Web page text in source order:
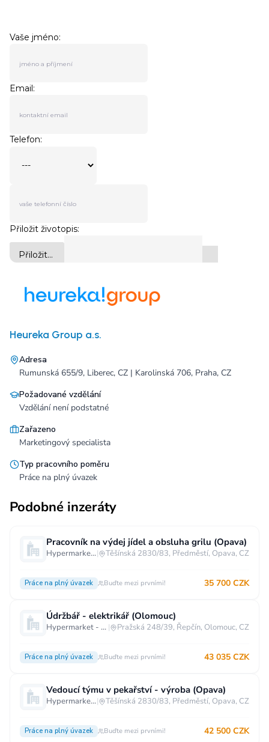
Heureka Group a.s.
Adresa
Rumunská 655/9, Liberec, CZ | Karolinská 706, Praha, CZ
Požadované vzdělání
Vzdělání není podstatné
Zařazeno
Marketingový specialista
Typ pracovního poměru
Práce na plný úvazek
Podobné inzeráty
Pracovník na výdej jídel a obsluha grilu (Opava)
Hypermarket - Opava| Těšínská 2830/83, Předměstí, Opava, CZ
Práce na plný úvazek Buďte mezi prvními! 35 700 CZK
Údržbář - elektrikář (Olomouc)
Hypermarket - Olomouc | Pražská 248/39, Řepčín, Olomouc, CZ
Práce na plný úvazek Buďte mezi prvními! 43 035 CZK
Vedoucí týmu v pekařství - výroba (Opava)
Hypermarket - Opava| Těšínská 2830/83, Předměstí, Opava, CZ
Práce na plný úvazek Buďte mezi prvními! 42 500 CZK